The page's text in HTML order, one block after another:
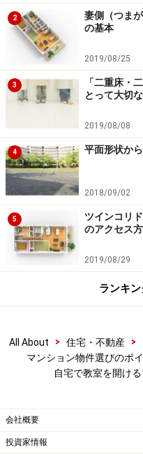
水回りの位置
さらに気をつけたいの
置です（【図1-C】）。
な教室を開くかにもよ
にあることが望ましいで
また、教室の後にちょっ
キッチンがあれば便利
湯を沸かせる電気ポット
準備や後片付けに家族ス
ともあると思いますの
チンが近い位置にあると
2
妻側（つま
の基本
2019/08/25
3
「二重床・
とって大切
2019/08/08
4 平面形状か
2018/09/02
5
ツインコリ
のアクセス
2019/08/29
ランキ
All About > 住宅・不動産 >
マンション物件選びのポ
自宅で教室を開け
会社概要
投資家情報